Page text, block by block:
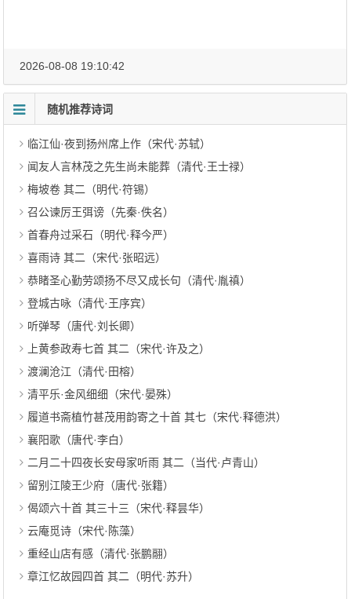
2026-08-08 19:10:42
随机推荐诗词
临江仙·夜到扬州席上作（宋代·苏轼）
闻友人言林茂之先生尚未能葬（清代·王士禄）
梅坡卷 其二（明代·符锡）
召公谏厉王弭谤（先秦·佚名）
首春舟过采石（明代·释今严）
喜雨诗 其二（宋代·张昭远）
恭睹圣心勤劳颂扬不尽又成长句（清代·胤禛）
登城古咏（清代·王序宾）
听弹琴（唐代·刘长卿）
上黄参政寿七首 其二（宋代·许及之）
渡澜沧江（清代·田榕）
清平乐·金风细细（宋代·晏殊）
履道书斋植竹甚茂用韵寄之十首 其七（宋代·释德洪）
襄阳歌（唐代·李白）
二月二十四夜长安母家听雨 其二（当代·卢青山）
留别江陵王少府（唐代·张籍）
偈颂六十首 其三十三（宋代·释昙华）
云庵觅诗（宋代·陈藻）
重经山店有感（清代·张鹏翮）
章江忆故园四首 其二（明代·苏升）